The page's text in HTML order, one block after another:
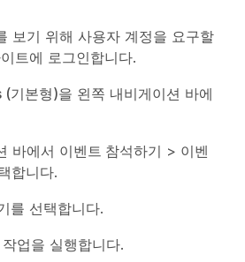
보기 위해 사용자 계정을 요구할
트에 로그인합니다.
기본형)을 왼쪽 내비게이션 바에
바에서 이벤트 참석하기 > 이벤
합니다.
를 선택합니다.
업을 실행합니다.